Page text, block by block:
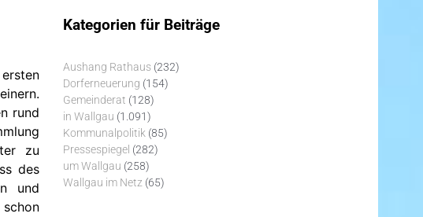
rund
zu
des
und
Kategorien für Beiträge
Aushang Rathaus (232)
Dorferneuerung (154)
Gemeinderat (128)
in Wallgau (1.091)
Kommunalpolitik (85)
Pressespiegel (282)
um Wallgau (258)
Wallgau im Netz (65)